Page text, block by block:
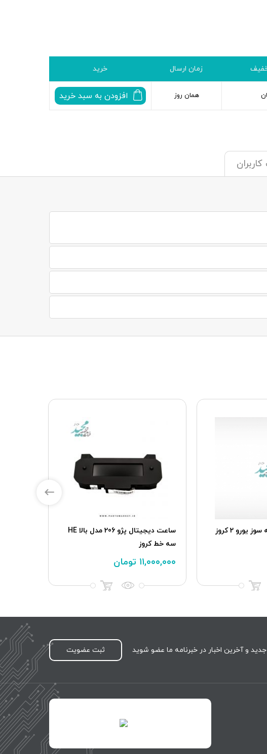
زمان ارسال خرید
همان روز افزودن به سبد خرید
امپرکامل تیبا دوگانه سوز یورو 2 کروز
ساعت دیجیتال پژو 206 مدل بالا HE
سه خط کروز
۱۱,۰۰۰,۰۰۰ تومان
و آخرین اخبار در خبرنامه ما عضو شوید ثبت عضویت